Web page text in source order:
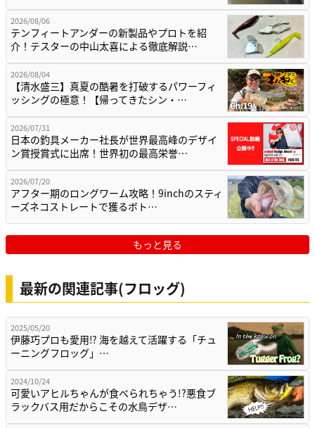
2026/08/06
テンフィートアンダーの新製品やプロトを紹
介！テスターの中山太喜による徹底解説…
2026/08/04
【清水盛三】真夏の酷暑を打破するパワーフィ
ッシングの極意！【帰ってきたシン・…
2026/07/31
日本の釣具メーカー社長が世界最高峰のデザイ
ン賞授賞式に出席！世界初の最高栄誉…
2026/07/20
アフター期のロングワーム攻略！9inchのスティ
ーズネコストレートで獲るボト…
もっと見る
最新の関連記事(フロッグ)
2025/05/20
伊藤巧プロも愛用⁉ 海を越えて活躍する「チュ
ーニングフロッグ」…
2024/10/24
可愛いアヒルちゃんが食べられちゃう!?悪食ブ
ラックバス用だからこその水鳥デザ…